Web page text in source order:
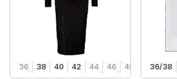
36 38 40 42 44 46 48 36/38